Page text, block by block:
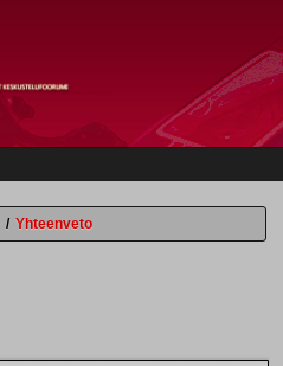
/ Yhteenveto